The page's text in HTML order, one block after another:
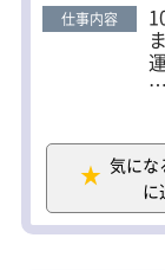
仕事内容
1
2
3
気にな
に